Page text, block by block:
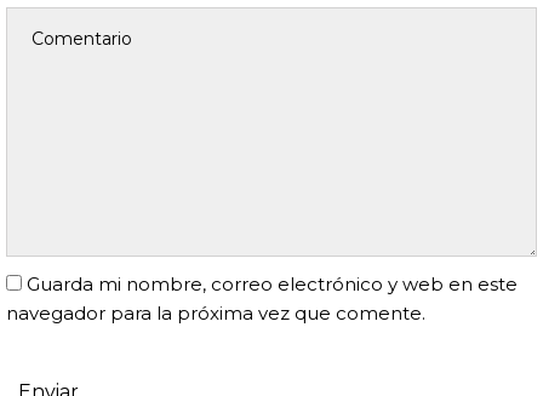
Guarda mi nombre, correo electrónico y web en este
navegador para la próxima vez que comente.